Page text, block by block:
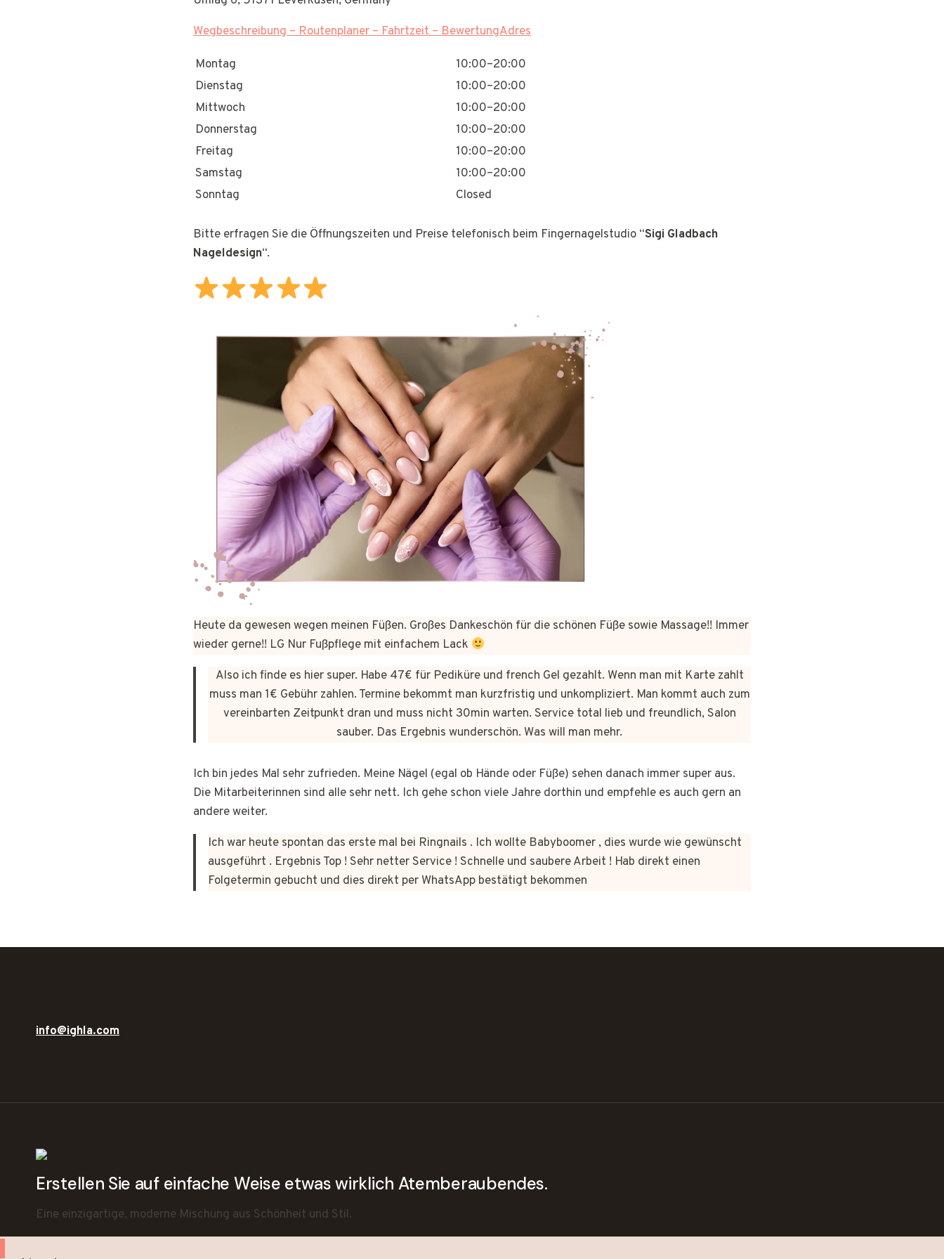
Wegbeschreibung – Routenplaner – Fahrtzeit – BewertungAdres
Montag
10:00–20:00
Dienstag
10:00–20:00
Mittwoch
10:00–20:00
Donnerstag
10:00–20:00
Freitag
10:00–20:00
Samstag
10:00–20:00
Sonntag
Closed
Bitte erfragen Sie die Öffnungszeiten und Preise telefonisch beim Fingernagelstudio “Sigi Gladbach
Nageldesign“.
Heute da gewesen wegen meinen Füßen. Großes Dankeschön für die schönen Füße sowie Massage!! Immer
wieder gerne!! LG Nur Fußpflege mit einfachem Lack
Also ich finde es hier super. Habe 47€ für Pediküre und french Gel gezahlt. Wenn man mit Karte zahlt
muss man 1€ Gebühr zahlen. Termine bekommt man kurzfristig und unkompliziert. Man kommt auch zum
vereinbarten Zeitpunkt dran und muss nicht 30min warten. Service total lieb und freundlich, Salon
sauber. Das Ergebnis wunderschön. Was will man mehr.
Ich bin jedes Mal sehr zufrieden. Meine Nägel (egal ob Hände oder Füße) sehen danach immer super aus.
Die Mitarbeiterinnen sind alle sehr nett. Ich gehe schon viele Jahre dorthin und empfehle es auch gern an
andere weiter.
Ich war heute spontan das erste mal bei Ringnails . Ich wollte Babyboomer , dies wurde wie gewünscht
ausgeführt . Ergebnis Top ! Sehr netter Service ! Schnelle und saubere Arbeit ! Hab direkt einen
Folgetermin gebucht und dies direkt per WhatsApp bestätigt bekommen
info@ighla.com
Erstellen Sie auf einfache Weise etwas wirklich Atemberaubendes.
Eine einzigartige, moderne Mischung aus Schönheit und Stil.